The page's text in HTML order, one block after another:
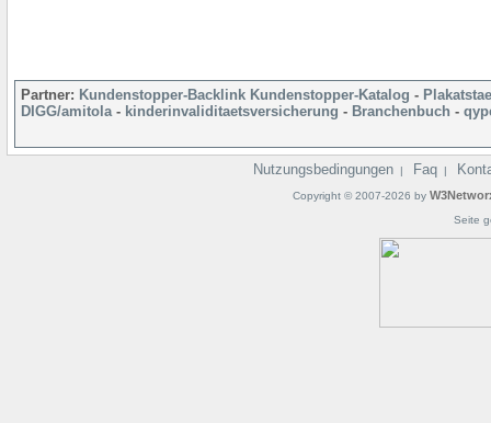
Partner: Kundenstopper-Backlink Kundenstopper-Katalog -
DIGG/amitola- kinderinvaliditaetsversicherung - Branchenbuch -
Nutzungsbedingungen | Faq |
Copyright © 2007-2026 by
Seite